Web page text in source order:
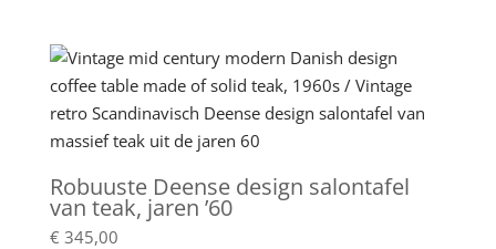
Robuuste Deense design salontafel
van teak, jaren ’60
€ 345,00